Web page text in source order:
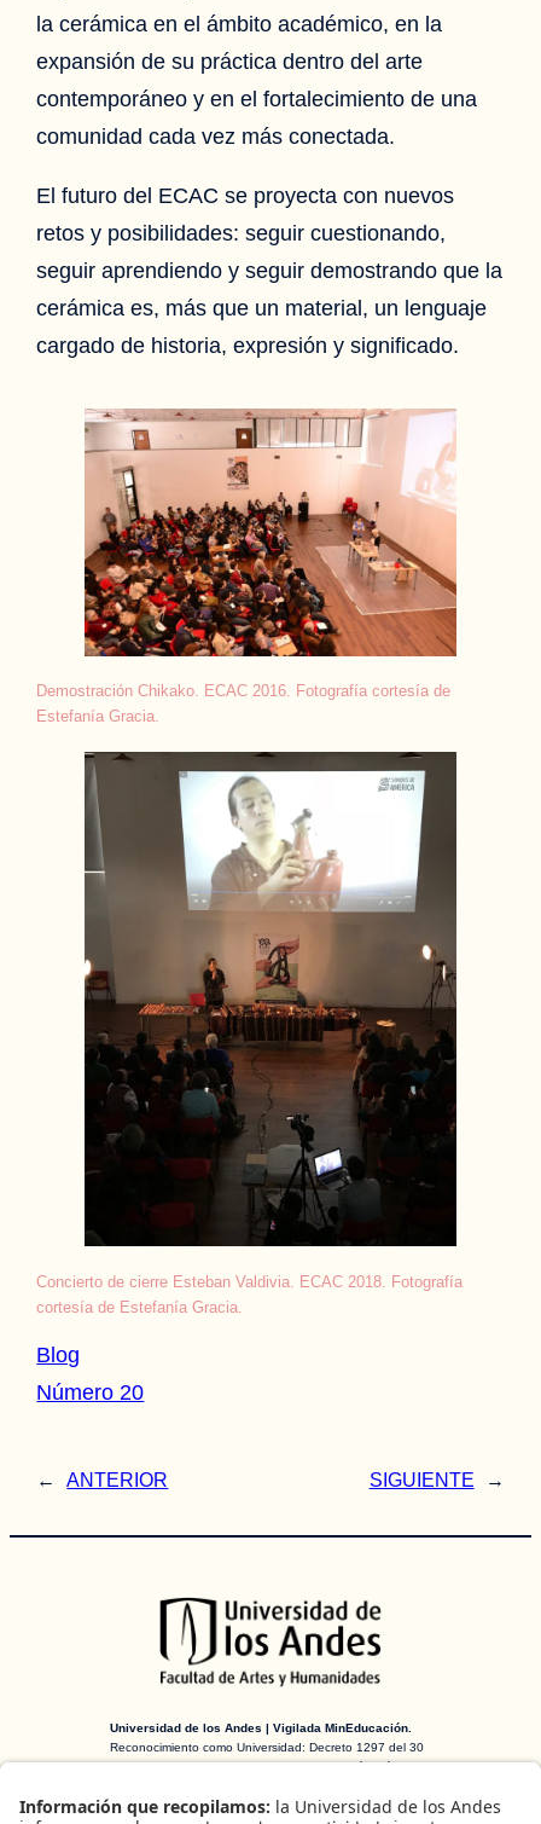
la cerámica en el ámbito académico, en la
expansión de su práctica dentro del arte
contemporáneo y en el fortalecimiento de una
comunidad cada vez más conectada.
El futuro del ECAC se proyecta con nuevos
retos y posibilidades: seguir cuestionando,
seguir aprendiendo y seguir demostrando que la
cerámica es, más que un material, un lenguaje
cargado de historia, expresión y significado.
Demostración Chikako. ECAC 2016. Fotografía cortesía de
Estefanía Gracia.
Concierto de cierre Esteban Valdivia. ECAC 2018. Fotografía
cortesía de Estefanía Gracia.
Blog
Número 20
← ANTERIOR SIGUIENTE →
Universidad de los Andes | Vigilada MinEducación.
Reconocimiento como Universidad: Decreto 1297 del 30